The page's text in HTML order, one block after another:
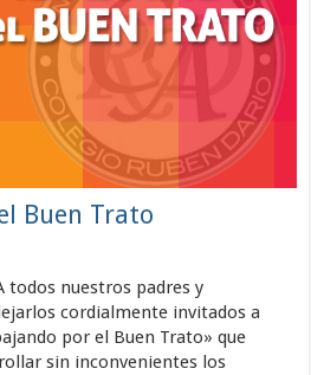
Buen Trato
todos nuestros padres y
cordialmente invitados a
por el Buen Trato» que
sin inconvenientes los